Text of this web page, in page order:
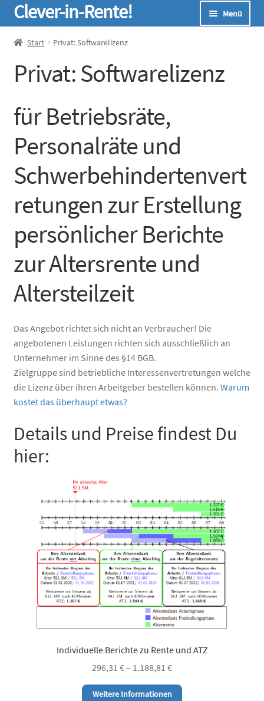
Zur
Navigation
springen
Zum
Inhalt
springen
Clever-in-Rente! Menü
Start
Seminare
Online-Rechner
Über Uns
öffnen
Start Privat: Softwarelizenz
Privat: Softwarelizenz
für Betriebsräte,
Personalräte und
Schwerbehindertenvert
retungen zur Erstellung
persönlicher Berichte
zur Altersrente und
Altersteilzeit
Das Angebot richtet sich nicht an Verbraucher! Die
angebotenen Leistungen richten sich ausschließlich an
Unternehmer im Sinne des §14 BGB.
Zielgruppe sind betriebliche Interessenvertretungen welche
die Lizenz über ihren Arbeitgeber bestellen können. Warum
kostet das überhaupt etwas?
Details und Preise findest Du
hier:
Individuelle Berichte zu Rente und ATZ
296,31 €– 1.188,81 €
Weitere Informationen
Dieses